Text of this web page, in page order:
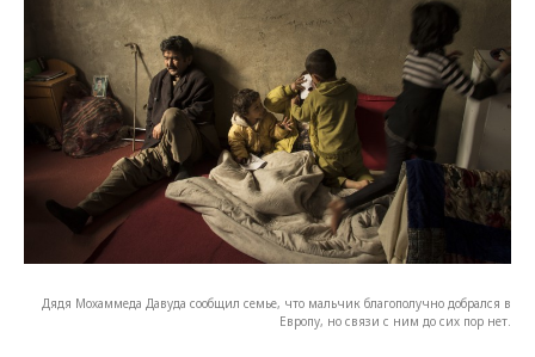
Дядя Мохаммеда Давуда сообщил семье, что мальчик благополучно добрался в
Европу, но связи с ним до сих пор нет.